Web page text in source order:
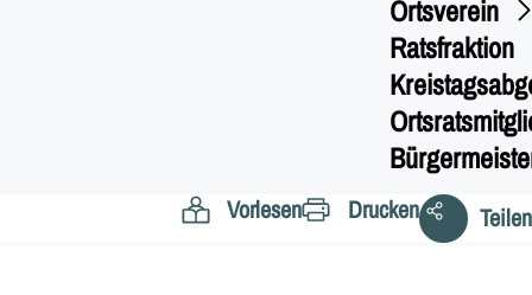
Ortsverein
Ratsfraktion
Vorlesen Drucken Teilen